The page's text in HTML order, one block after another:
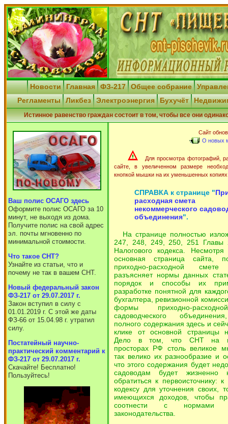
Новости Главная ФЗ-217 Общее собрание
Регламенты Ликбез Электроэнергия Бухучёт
Истинное равенство граждан состоит в том, чтобы все они
Ваш полис ОСАГО здесь
Оформите полис ОСАГО за 10
минут, не выходя из дома.
Получите полис на свой адрес
эл. почты мгновенно по
минимальной стоимости.
Что такое СНТ?
Узнайте из статьи, что и
почему не так в вашем СНТ.
Новый федеральный закон
ФЗ-217 от 29.07.2017 г.
Закон вступил в силу с
01.01.2019 г. С этой же даты
ФЗ-66 от 15.04.98 г. утратил
силу.
Постатейный научно-
практический комментарий к
ФЗ-217 от 29.07.2017 г.
Скачайте! Бесплатно!
Пользуйтесь!
Сайт
О новых
Для просмотра фотографий,
сайте, в увеличенном размере
кнопкой мышки на их уменьшенных
СПРАВКА к странице "
расходная смета
некоммерческого
объединения".
На странице полностью
247, 248, 249, 250, 251 Главы
Налогового кодекса.
основная страница сайта,
приходно-расходной
разъясняет нормы данных
порядок и способы их
разработке понятной для
бухгалтера, ревизионной
формы приходно-
садоводческого
полного содержания здесь и
клике от основной страницы
Дело в том, что СНТ на
просторах РФ столь великое
так велико их разнообразие и
что этого содержания будет
садоводам будет жизненно
обратиться к первоисточнику: к
кодексу для уточнения своих,
имеющихся доходов, чтобы
соотнести с нормами
законодательства.